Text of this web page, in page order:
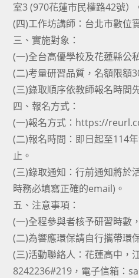
室3 (970花蓮市民權路42號）
(四)工作坊講師：台北市數位
三、實施對象：
(一)全台高優學校及花蓮縣公
(二)考量研習品質，名額限額
(三)錄取順序依教師報名時間
四、報名方式：
(一)報名方式：https://
(二)報名時間：即日起至114
止。
(三)錄取通知：行前通知將於
時務必填寫正確的email)。
五、注意事項：
(一)全程參與者核予研習時數
(二)為響應環保請自行攜帶環
(三)活動聯絡人：花蓮高中，
8242236#219，電子信箱：